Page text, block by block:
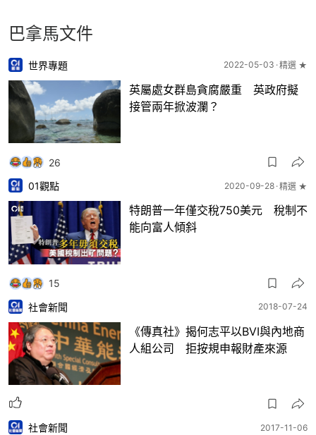
巴拿馬文件
世界專題 2022-05-03 精選 ★
英屬處女群島貪腐嚴重 英政府擬
接管兩年掀波瀾？
26
01觀點
2020-09-28 精選 ★
特朗普一年僅交稅750美元 稅制不
能向富人傾斜
15
社會新聞
2018-07-24
《傳真社》揭何志平以BVI與內地商
人組公司 拒按規申報財產來源
社會新聞 2017-11-06